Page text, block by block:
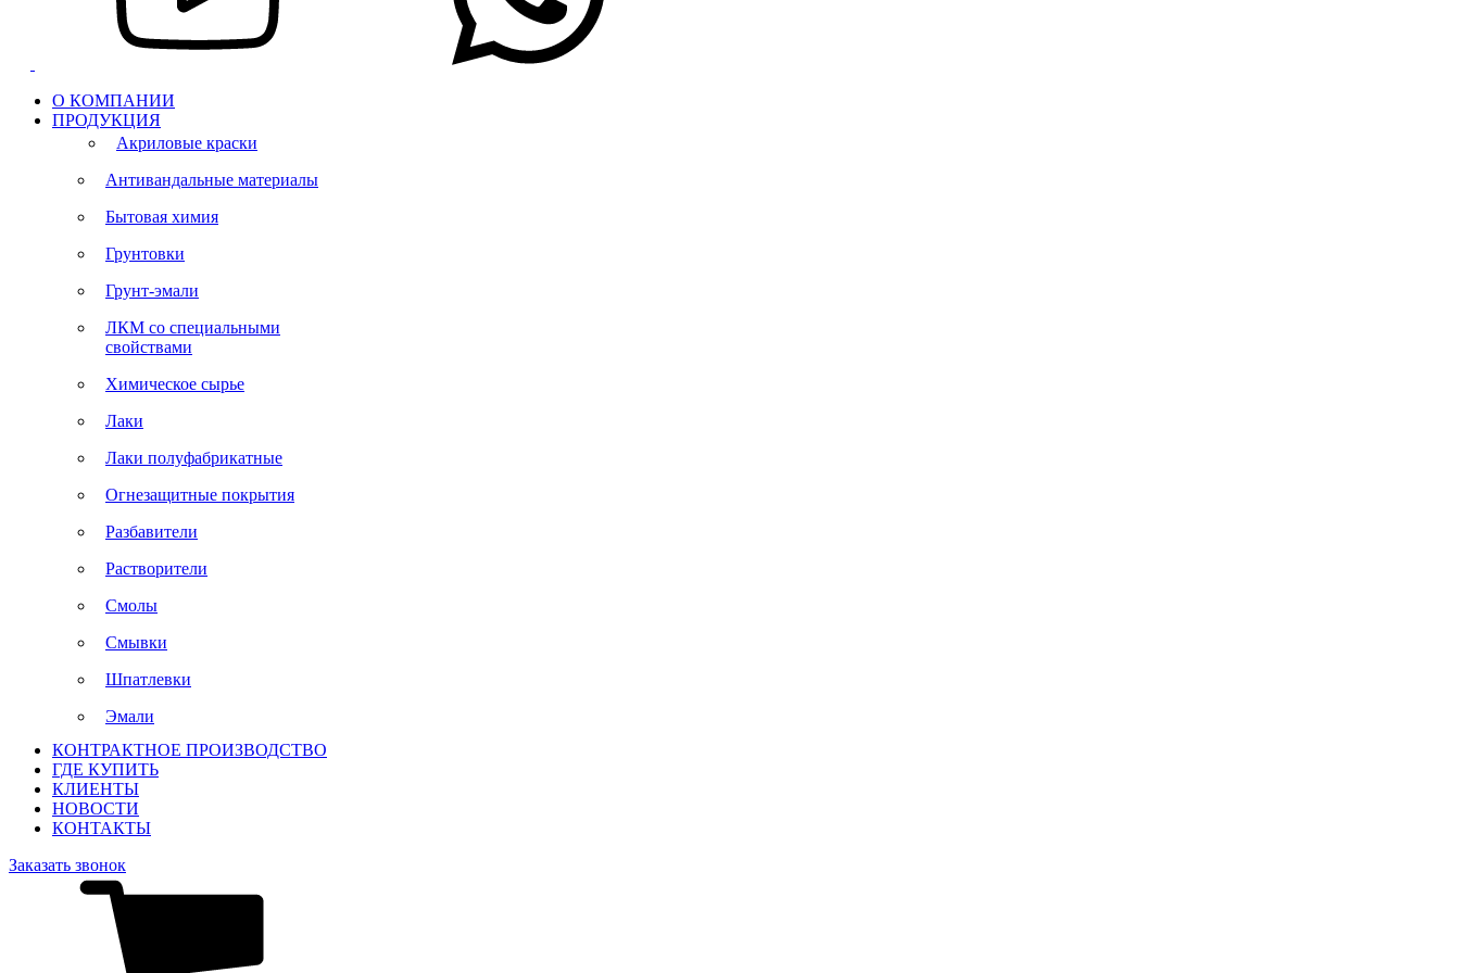
О КОМПАНИИ
ПРОДУКЦИЯ
Акриловые краски
Антивандальные материалы
Бытовая химия
Грунтовки
Грунт-эмали
ЛКМ со специальными
свойствами
Химическое сырье
Лаки
Лаки полуфабрикатные
Огнезащитные покрытия
Разбавители
Растворители
Смолы
Смывки
Шпатлевки
Эмали
КОНТРАКТНОЕ ПРОИЗВОДСТВО
ГДЕ КУПИТЬ
КЛИЕНТЫ
НОВОСТИ
КОНТАКТЫ
Заказать звонок